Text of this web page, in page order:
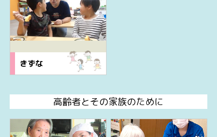
きずな
高齢者とその家族のために